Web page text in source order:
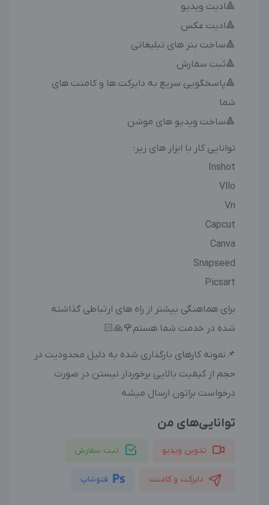
🔺ادیت ویدیو
🔺ادیت عکس
🔺ساخت بنر های تبلیغاتی
🔺ثبت سفارش
🔺پاسخگویی سریع به دایرکت ها و کامنت های
شما
🔺ساخت ویدیو های موشن
توانایی کار با ابزار های زیر:
Inshot
Vllo
Vn
Capcut
Canva
Snapseed
Picsart
برای هماهنگی بیشتر از راه های ارتباطی گذاشته
شده در خدمت شما هستم🌹🙏🏻
📌نمونه کارهای بارگذاری شده به دلیل محدودیت در
حجم از کیفیت بالایی برخوردار نیستن در صورت
درخواست براتون ارسال میشه
توانایی‌های من
تدوین ویدیو ثبت سفارش
دایرکت و کامنت فتوشاپ